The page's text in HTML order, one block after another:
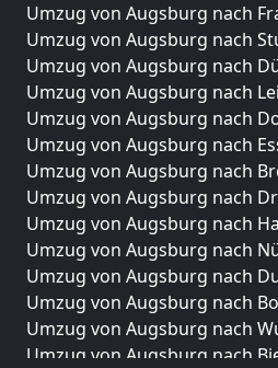
Umzug von Augsburg nach
Umzug von Augsburg nach
Umzug von Augsburg nach
Umzug von Augsburg nach
Umzug von Augsburg nach
Umzug von Augsburg nach
Umzug von Augsburg nach
Umzug von Augsburg nach
Umzug von Augsburg nach
Umzug von Augsburg nach
Umzug von Augsburg nach
Umzug von Augsburg nach
Umzug von Augsburg nach
Umzug von Augsburg nach